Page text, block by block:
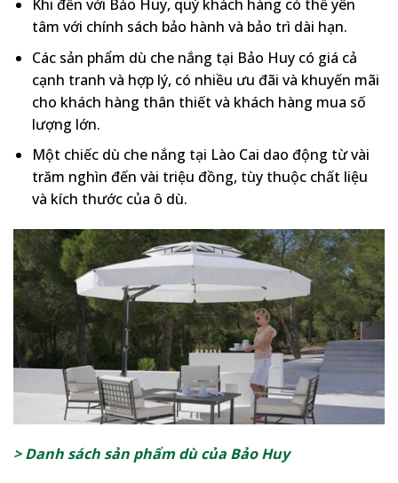
Khi đến với Bảo Huy, quý khách hàng có thể yên
tâm với chính sách bảo hành và bảo trì dài hạn.
Các sản phẩm dù che nắng tại Bảo Huy có giá cả
cạnh tranh và hợp lý, có nhiều ưu đãi và khuyến mãi
cho khách hàng thân thiết và khách hàng mua số
lượng lớn.
Một chiếc dù che nắng tại Lào Cai dao động từ vài
trăm nghìn đến vài triệu đồng, tùy thuộc chất liệu
và kích thước của ô dù.
> Danh sách sản phẩm dù của Bảo Huy